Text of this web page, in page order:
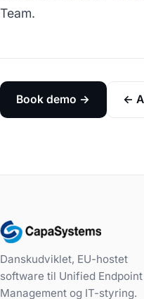
Team.
Book demo → ←
Danskudviklet, EU-hostet
software til Unified Endpoint
Management og IT-styring.